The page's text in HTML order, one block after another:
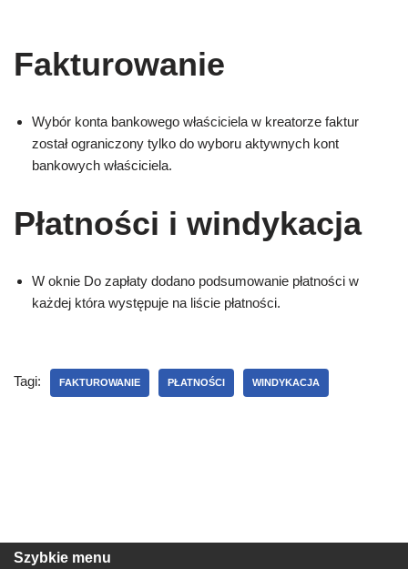
Fakturowanie
Wybór konta bankowego właściciela w kreatorze faktur
został ograniczony tylko do wyboru aktywnych kont
bankowych właściciela.
Płatności i windykacja
W oknie Do zapłaty dodano podsumowanie płatności w
każdej która występuje na liście płatności.
Tagi: FAKTUROWANIE PŁATNOŚCI WINDYKACJA
Szybkie menu